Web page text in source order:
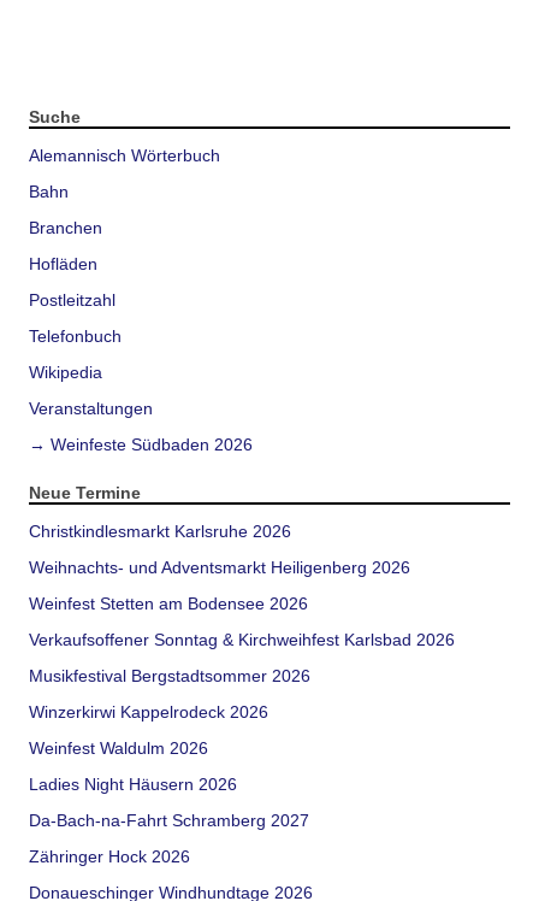
Suche
Alemannisch Wörterbuch
Bahn
Branchen
Hofläden
Postleitzahl
Telefonbuch
Wikipedia
Veranstaltungen
→ Weinfeste Südbaden 2026
Neue Termine
Christkindlesmarkt Karlsruhe 2026
Weihnachts- und Adventsmarkt Heiligenberg 2026
Weinfest Stetten am Bodensee 2026
Verkaufsoffener Sonntag & Kirchweihfest Karlsbad 2026
Musikfestival Bergstadtsommer 2026
Winzerkirwi Kappelrodeck 2026
Weinfest Waldulm 2026
Ladies Night Häusern 2026
Da-Bach-na-Fahrt Schramberg 2027
Zähringer Hock 2026
Donaueschinger Windhundtage 2026